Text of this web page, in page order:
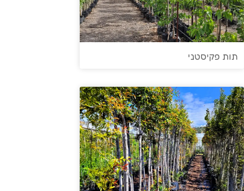
תות פקיסטני